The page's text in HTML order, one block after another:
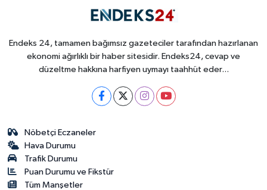
Endeks 24, tamamen bağımsız gazeteciler tarafından hazırlanan
ekonomi ağırlıklı bir haber sitesidir. Endeks24, cevap ve
düzeltme hakkına harfiyen uymayı taahhüt eder...
Nöbetçi Eczaneler
Hava Durumu
Trafik Durumu
Puan Durumu ve Fikstür
Tüm Manşetler